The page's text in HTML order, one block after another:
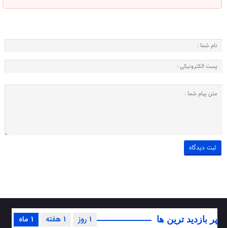
پر بازدید ترین ها 1 ماه 1 هفته 1 روز